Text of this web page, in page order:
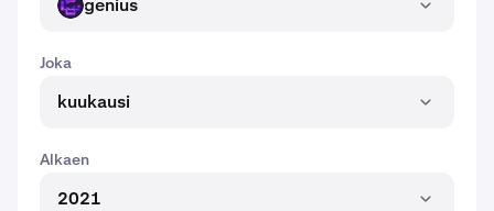
GENIUSgenius
Joka
kuukausi
Alkaen
2021